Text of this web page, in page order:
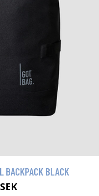
BACKPACK BLACK